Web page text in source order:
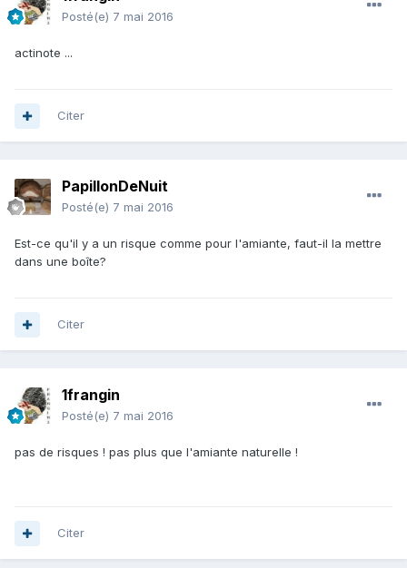
Posté(e) 7 mai 2016
actinote ...
Citer
PapillonDeNuit
Posté(e) 7 mai 2016
Est-ce qu'il y a un risque comme pour l'amiante, faut-il la mettre
dans une boîte?
Citer
1frangin
Posté(e) 7 mai 2016
pas de risques ! pas plus que l'amiante naturelle !
Citer